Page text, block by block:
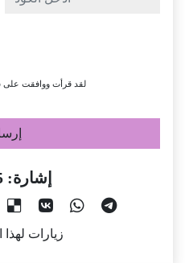
لقد قرأت ووافقت على
إشارة: 825-25
زيارات لهذا